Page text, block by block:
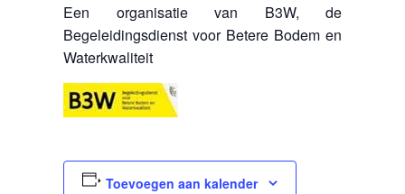
Een organisatie van B3W, de
Begeleidingsdienst voor Betere Bodem en
Waterkwaliteit
Toevoegen aan kalender